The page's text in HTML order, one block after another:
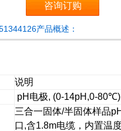
咨询订购
产品概述：
说明
pH 电极, (0-14pH,0-80℃)
三合一固体/半固体样品pH
口,含1.8m电缆，内置温